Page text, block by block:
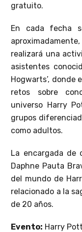
gratuito.
En cada fecha
realizará una
asistentes
Hogwarts’, donde
retos sobre
universo Harry
grupos
como adultos.
La encargada de
Daphne Pauta
del mundo de
relacionado a la
de 20 años.
Evento: Harry